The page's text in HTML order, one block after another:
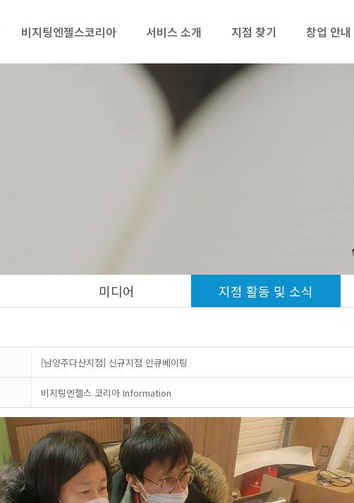
비지팅엔젤스코리아 서비스 소개 지점 찾기 창업 안내
미디어 지점 활동 및 소식
[남양주다산지점] 신규지점 인큐베이팅
비지팅엔젤스 코리아 Information